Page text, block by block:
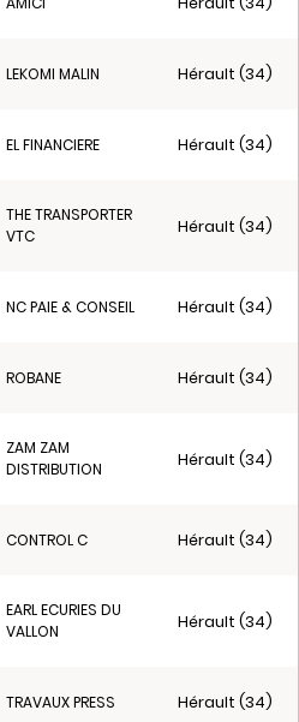
LEKOMI MALIN Hérault (34)
EL FINANCIERE Hérault (34)
THE TRANSPORTER
VTC
Hérault (34)
NC PAIE & CONSEIL Hérault (34)
ROBANE Hérault (34)
ZAM ZAM
DISTRIBUTION
Hérault (34)
CONTROL C Hérault (34)
EARL ECURIES DU
VALLON
Hérault (34)
TRAVAUX PRESS Hérault (34)